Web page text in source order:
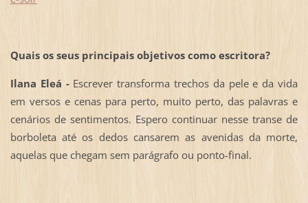
Quais os seus principais objetivos como escritora?
Ilana Eleá - Escrever transforma trechos da pele e da vida
em versos e cenas para perto, muito perto, das palavras e
cenários de sentimentos. Espero continuar nesse transe de
borboleta até os dedos cansarem as avenidas da morte,
aquelas que chegam sem parágrafo ou ponto-final.